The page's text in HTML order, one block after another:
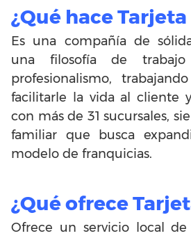
¿Qué hace
Es una compañía de
una filosofía de
profesionalismo,
facilitarle la vida al cliente
con más de 31 sucursales,
familiar que busca
modelo de franquicias.
¿Qué ofrece
Ofrece un servicio local